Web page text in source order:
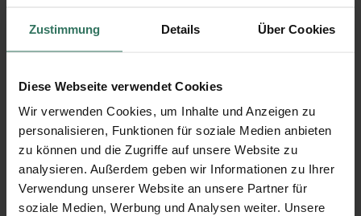
Zustimmung Details Über Cookies
Diese Webseite verwendet Cookies
Wir verwenden Cookies, um Inhalte und Anzeigen zu
personalisieren, Funktionen für soziale Medien anbieten
zu können und die Zugriffe auf unsere Website zu
analysieren. Außerdem geben wir Informationen zu Ihrer
Verwendung unserer Website an unsere Partner für
soziale Medien, Werbung und Analysen weiter. Unsere
Bestattungsverfügung
Bestattungsverfügung vorliegt, entscheiden die
Angehörigen über die Art und Durchführung der
Bestattung. Grundlage dafür ist die
Bestattungspflicht. Bei einem Todesfall müssen die
Bestattungspflichtigen dafür sorgen, dass die
Beisetzung durchgeführt wird. Diese